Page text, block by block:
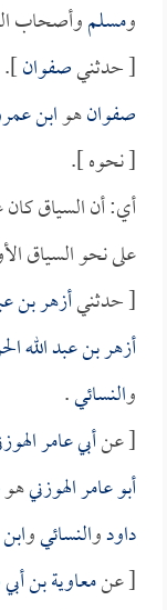
ومسلموأصحاب
[ حدثنيصفوان].
صفوانهوابن
[ نحوه ].
أي: أن السياق كان
على نحو السياق
[ حدثنيأزهر بن
أزهر بن عبد الله
والنسائي.
[ عنأبي عامر
أبو عامر الهوزنيهو
داودوالنسائيو
[ عنمعاوية بن